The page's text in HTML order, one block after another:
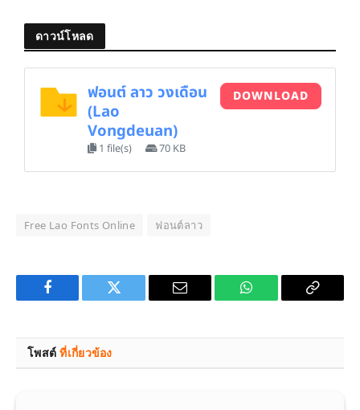
ดาวน์โหลด
ฟอนต์ ลาว วงเดือน
(Lao
Vongdeuan)
1 file(s) 70 KB
DOWNLOAD
Free Lao Fonts Online ฟอนต์ลาว
Facebook Twitter Email WhatsApp Copy
โพสต์ที่เกี่ยวข้อง